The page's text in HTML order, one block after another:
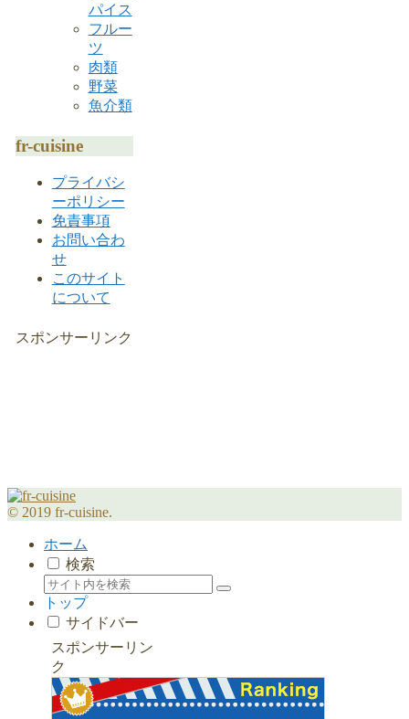
パイス
フルー
ツ
肉類
野菜
魚介類
fr-cuisine
プライバシ
ーポリシー
免責事項
お問い合わ
せ
このサイト
について
スポンサーリンク
© 2019 fr-cuisine.
ホーム
検索
トップ
サイドバー
スポンサーリン
ク